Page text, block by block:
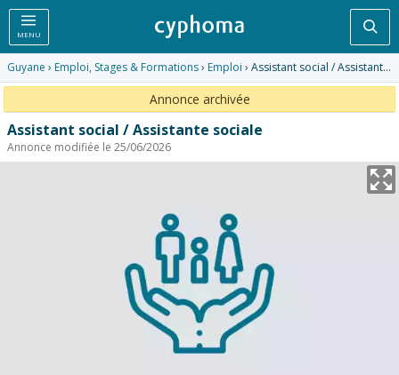
MENU
Guyane › Emploi, Stages & Formations› Emploi › Assistant social / Assistante sociale
Annonce archivée
Assistant social / Assistante sociale
Annonce modifiée le 25/06/2026